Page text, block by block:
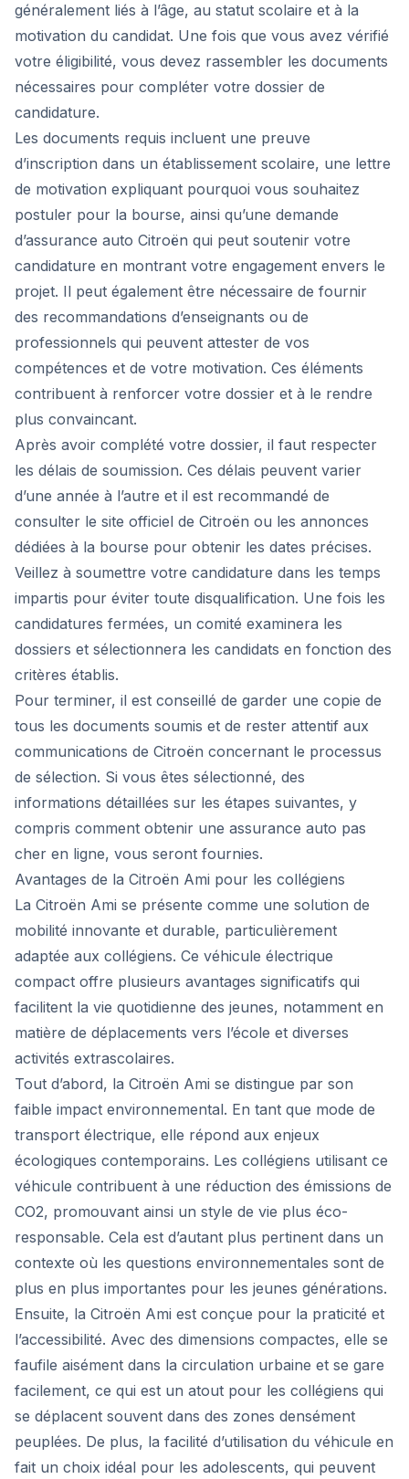
généralement liés à l’âge, au statut scolaire et à la
motivation du candidat. Une fois que vous avez vérifié
votre éligibilité, vous devez rassembler les documents
nécessaires pour compléter votre dossier de
candidature.
Les documents requis incluent une preuve
d’inscription dans un établissement scolaire, une lettre
de motivation expliquant pourquoi vous souhaitez
postuler pour la bourse, ainsi qu’une demande
d’assurance auto Citroën qui peut soutenir votre
candidature en montrant votre engagement envers le
projet. Il peut également être nécessaire de fournir
des recommandations d’enseignants ou de
professionnels qui peuvent attester de vos
compétences et de votre motivation. Ces éléments
contribuent à renforcer votre dossier et à le rendre
plus convaincant.
Après avoir complété votre dossier, il faut respecter
les délais de soumission. Ces délais peuvent varier
d’une année à l’autre et il est recommandé de
consulter le site officiel de Citroën ou les annonces
dédiées à la bourse pour obtenir les dates précises.
Veillez à soumettre votre candidature dans les temps
impartis pour éviter toute disqualification. Une fois les
candidatures fermées, un comité examinera les
dossiers et sélectionnera les candidats en fonction des
critères établis.
Pour terminer, il est conseillé de garder une copie de
tous les documents soumis et de rester attentif aux
communications de Citroën concernant le processus
de sélection. Si vous êtes sélectionné, des
informations détaillées sur les étapes suivantes, y
compris comment obtenir une assurance auto pas
cher en ligne, vous seront fournies.
Avantages de la Citroën Ami pour les collégiens
La Citroën Ami se présente comme une solution de
mobilité innovante et durable, particulièrement
adaptée aux collégiens. Ce véhicule électrique
compact offre plusieurs avantages significatifs qui
facilitent la vie quotidienne des jeunes, notamment en
matière de déplacements vers l’école et diverses
activités extrascolaires.
Tout d’abord, la Citroën Ami se distingue par son
faible impact environnemental. En tant que mode de
transport électrique, elle répond aux enjeux
écologiques contemporains. Les collégiens utilisant ce
véhicule contribuent à une réduction des émissions de
CO2, promouvant ainsi un style de vie plus éco-
responsable. Cela est d’autant plus pertinent dans un
contexte où les questions environnementales sont de
plus en plus importantes pour les jeunes générations.
Ensuite, la Citroën Ami est conçue pour la praticité et
l’accessibilité. Avec des dimensions compactes, elle se
faufile aisément dans la circulation urbaine et se gare
facilement, ce qui est un atout pour les collégiens qui
se déplacent souvent dans des zones densément
peuplées. De plus, la facilité d’utilisation du véhicule en
fait un choix idéal pour les adolescents, qui peuvent